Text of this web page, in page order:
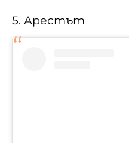
5. Арестът